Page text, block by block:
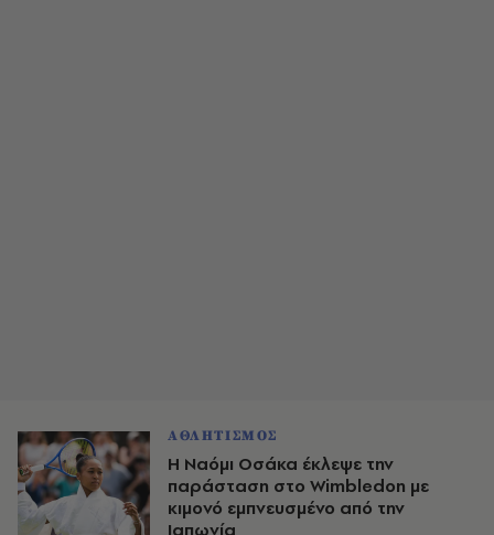
ΑΘΛΗΤΙΣΜΟΣ
Η Ναόμι Οσάκα έκλεψε την
παράσταση στο Wimbledon με
κιμονό εμπνευσμένο από την
Ιαπωνία